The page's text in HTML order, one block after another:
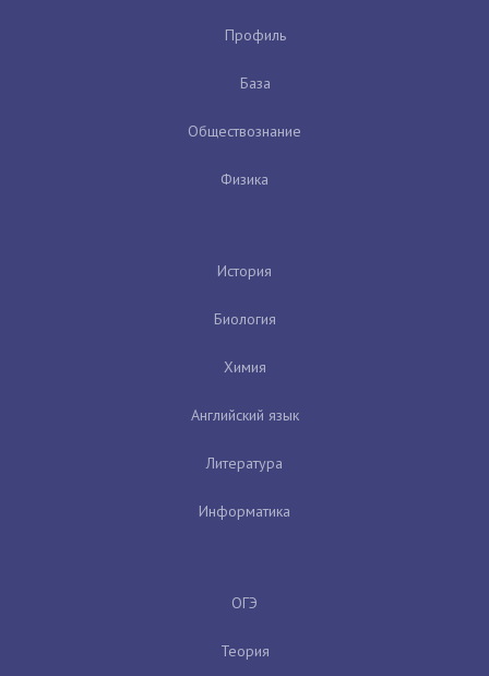
Профиль
База
Обществознание
Физика
История
Биология
Химия
Английский язык
Литература
Информатика
ОГЭ
Теория